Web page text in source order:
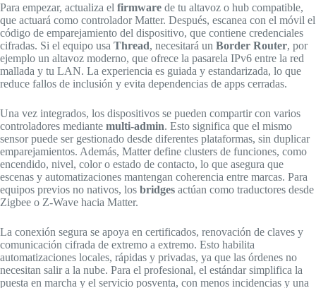
Para empezar, actualiza el firmware de tu altavoz o hub compatible,
que actuará como controlador Matter. Después, escanea con el móvil el
código de emparejamiento del dispositivo, que contiene credenciales
cifradas. Si el equipo usa Thread, necesitará un Border Router, por
ejemplo un altavoz moderno, que ofrece la pasarela IPv6 entre la red
mallada y tu LAN. La experiencia es guiada y estandarizada, lo que
reduce fallos de inclusión y evita dependencias de apps cerradas.
Una vez integrados, los dispositivos se pueden compartir con varios
controladores mediante multi‑admin. Esto significa que el mismo
sensor puede ser gestionado desde diferentes plataformas, sin duplicar
emparejamientos. Además, Matter define clusters de funciones, como
encendido, nivel, color o estado de contacto, lo que asegura que
escenas y automatizaciones mantengan coherencia entre marcas. Para
equipos previos no nativos, los bridges actúan como traductores desde
Zigbee o Z‑Wave hacia Matter.
La conexión segura se apoya en certificados, renovación de claves y
comunicación cifrada de extremo a extremo. Esto habilita
automatizaciones locales, rápidas y privadas, ya que las órdenes no
necesitan salir a la nube. Para el profesional, el estándar simplifica la
puesta en marcha y el servicio posventa, con menos incidencias y una